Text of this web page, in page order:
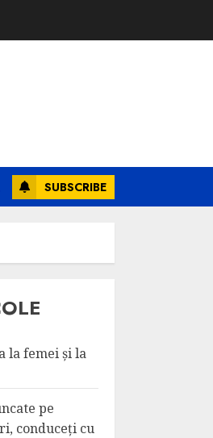
SUBSCRIBE
la femei și la
pe
conduceți cu